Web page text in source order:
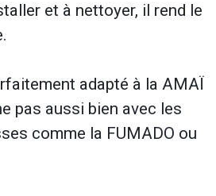
et à nettoyer, il rend le
adapté à la AMAÏ
pas aussi bien avec les
comme la FUMADO ou